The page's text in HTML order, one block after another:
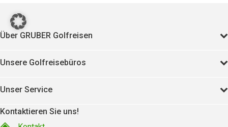
Über GRUBER Golfreisen
Unsere Golfreisebüros
Unser Service
Kontaktieren Sie uns!